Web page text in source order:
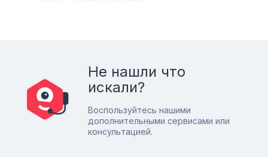
Не нашли что
искали?
Воспользуйтесь нашими
дополнительными сервисами или
консультацией.